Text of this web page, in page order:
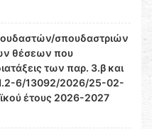
σπουδαστριών
θέσεων που
των παρ. 3.β και
6/13092/2026/25-02-
έτους 2026-2027